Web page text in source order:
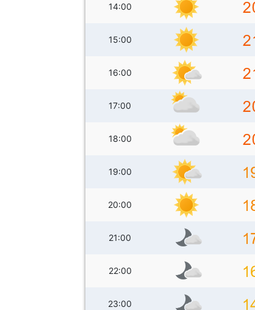
14:00
15:00
16:00
17:00
18:00
19:00
20:00
21:00
22:00
23:00